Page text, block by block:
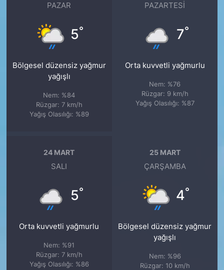
PAZAR
5°
Bölgesel düzensiz yağmur
yağışlı
Nem: %84
Rüzgar: 7 km/h
Yağış Olasılığı: %89
PAZARTESI
7°
Orta kuvvetli yağmurlu
Nem: %76
Rüzgar: 9 km/h
Yağış Olasılığı: %87
24 MART
SALI
5°
Orta kuvvetli yağmurlu
Nem: %91
Rüzgar: 7 km/h
Yağış Olasılığı: %86
25 MART
ÇARŞAMBA
4°
Bölgesel düzensiz yağmur
yağışlı
Nem: %96
Rüzgar: 10 km/h